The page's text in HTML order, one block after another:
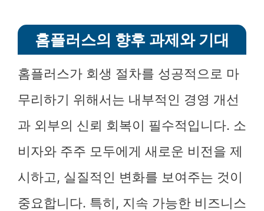
홈플러스의 향후 과제와 기대
홈플러스가 회생 절차를 성공적으로 마
무리하기 위해서는 내부적인 경영 개선
과 외부의 신뢰 회복이 필수적입니다. 소
비자와 주주 모두에게 새로운 비전을 제
시하고, 실질적인 변화를 보여주는 것이
중요합니다. 특히, 지속 가능한 비즈니스